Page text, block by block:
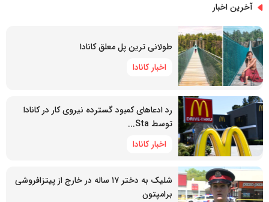
آخرین اخبار
طولانی ترین پل معلق کانادا
اخبار کانادا
رد ادعاهای کمبود گسترده نیروی کار در کانادا
توسط Sta...
اخبار کانادا
شلیک به دختر ۱۷ ساله در خارج از پیتزافروشی
برامپتون